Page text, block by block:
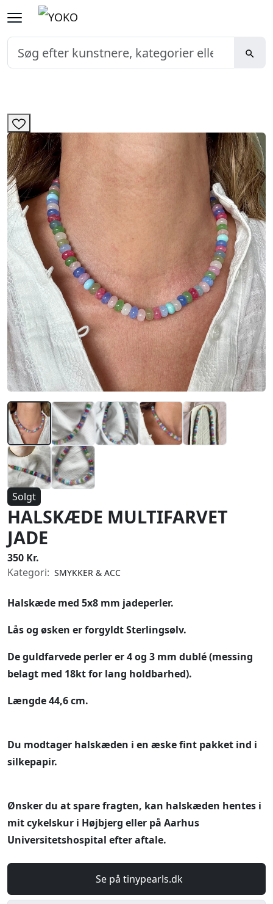
Solgt
HALSKÆDE MULTIFARVET
JADE
350 Kr.
Kategori: SMYKKER & ACC
Halskæde med 5x8 mm jadeperler.
Lås og øsken er forgyldt Sterlingsølv.
De guldfarvede perler er 4 og 3 mm dublé (messing
belagt med 18kt for lang holdbarhed).
Længde 44,6 cm.
Du modtager halskæden i en æske fint pakket ind i
silkepapir.
Ønsker du at spare fragten, kan halskæden hentes i
mit cykelskur i Højbjerg eller på Aarhus
Universitetshospital efter aftale.
Se på tinypearls.dk